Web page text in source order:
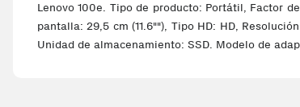
Lenovo 100e. Tipo de producto: Portátil, Factor
pantalla: 29,5 cm (11.6""), Tipo HD: HD,
Unidad de almacenamiento: SSD. Modelo de